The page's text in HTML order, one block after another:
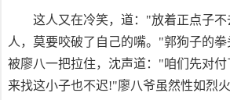
这人又在冷笑，道："放着正点子
人，莫要咬破了自己的嘴。"郭狗子的
被廖八一把拉住，沈声道："咱们先对付
来找这小子也不迟!"廖八爷虽然性如烈